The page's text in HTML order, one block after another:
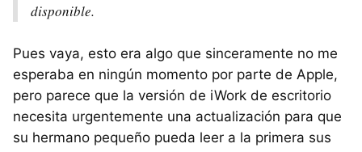
disponible.
Pues vaya, esto era algo que sinceramente no me
esperaba en ningún momento por parte de Apple,
pero parece que la versión de iWork de escritorio
necesita urgentemente una actualización para que
su hermano pequeño pueda leer a la primera sus